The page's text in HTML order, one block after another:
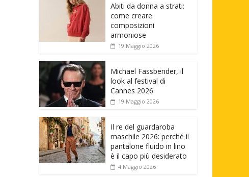
Abiti da donna a strati:
come creare
composizioni
armoniose
19 Maggio 2026
Michael Fassbender, il
look al festival di
Cannes 2026
19 Maggio 2026
Il re del guardaroba
maschile 2026: perché il
pantalone fluido in lino
è il capo più desiderato
4 Maggio 2026